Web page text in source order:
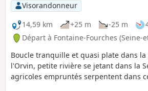
Visorandonneur
14,59 km
+25 m -25 m
Départ à Fontaine-Fourches (Seine-
Boucle tranquille et quasi plate dans
l'Orvin, petite rivière se jetant dans la
agricoles empruntés serpentent dans